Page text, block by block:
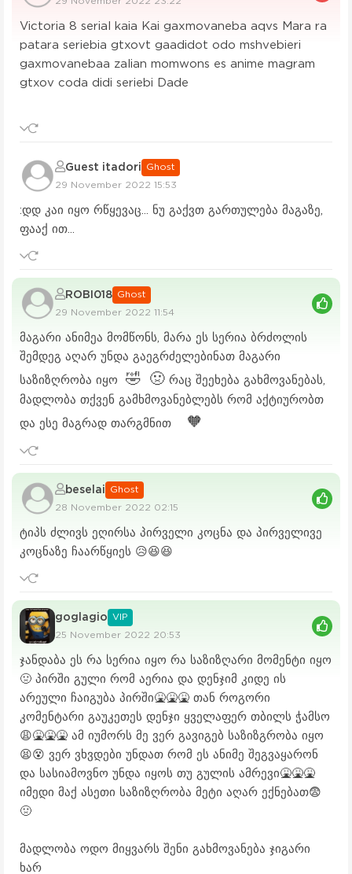
Victoria 8 serial kaia Kai gaxmovaneba aqvs Mara ra
patara seriebia gtxovt gaadidot odo mshvebieri
gaxmovanebaa zalian momwons es anime magram
gtxov coda didi seriebi Dade
Guest itadori Ghost
29 November 2022 15:53
:დდ კაი იყო რწყევაც... ნუ გაქვთ გართულება მაგაზე,
ფააქ ით...
ROBI018 Ghost
29 November 2022 11:54
მაგარი ანიმეა მომწონს, მარა ეს სერია ბრძოლის
შემდეგ აღარ უნდა გაეგრძელებინათ მაგარი
საზიზღრობა იყო 🤣 🤢 რაც შეეხება გახმოვანებას,
მადლობა თქვენ გამხმოვანებლებს რომ აქტიურობთ
და ესე მაგრად თარგმნით 🧡
beselai Ghost
28 November 2022 02:15
ტიპს ძლივს ეღირსა პირველი კოცნა და პირველივე
კოცნაზე ჩაარწყიეს 😥😆😆
goglagio VIP
25 November 2022 20:53
ჯანდაბა ეს რა სერია იყო რა საზიზღარი მომენტი იყო
🤢 პირში გული რომ აერია და დენჯიმ კიდე ის
არეული ჩაიგუბა პირში🤮🤮🤮 თან როგორი
კომენტარი გაუკეთეს დენჯი ყველაფერ თბილს ჭამსო
😩🤮🤮🤮 ამ იუმორს მე ვერ გავიგებ საზიზგრობა იყო
😫😵 ვერ ვხვდები უნდათ რომ ეს ანიმე შეგვაყარონ
და სასიამოვნო უნდა იყოს თუ გულის ამრევი🤮🤮🤮
იმედი მაქ ასეთი საზიზღრობა მეტი აღარ ექნებათ😨
🤢
მადლობა ოდო მიყვარს შენი გახმოვანება ჯიგარი
ხარ